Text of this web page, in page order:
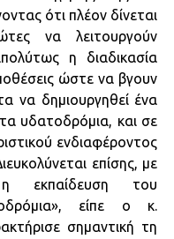
ότι πλέον δίνεται
να λειτουργούν
η διαδικασία
ώστε να βγουν
να δημιουργηθεί ένα
υδατοδρόμια, και σε
ενδιαφέροντος
επίσης, με
η εκπαίδευση του
είπε ο κ.
σημαντική τη